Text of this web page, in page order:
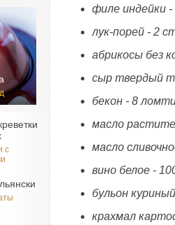
с
филе индейки
лук-порей - 2
абрикосы без
сыр твердый
бекон - 8
масло
масло
вино белое -
бульон
крахмал